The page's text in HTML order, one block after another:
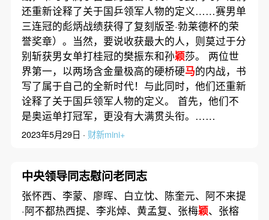
还重新诠释了关于国乒领军人物的定义……赛男单
三连冠的彪炳战绩获得了复刻版圣·勃莱德杯的荣
誉奖章）。当然，要说收获最大的人，则莫过于分
别斩获男女单打桂冠的樊振东和孙颖莎。 两位世
界第一，以两场含金量极高的硬桥硬马的内战，书
写了属于自己的全新时代！与此同时，他们还重新
诠释了关于国乒领军人物的定义。 首先，他们不
是奥运单打冠军，更没有大满贯头衔。……
2023年5月29日 · 财新mini+
中央领导同志慰问老同志
张怀西、李蒙、廖晖、白立忱、陈奎元、阿不来提
·阿不都热西提、李兆焯、黄孟复、张梅颖、张榕